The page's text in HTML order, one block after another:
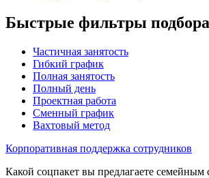
Быстрые фильтры
Частичная занятость
Гибкий график
Полная занятость
Полный день
Проектная работа
Сменный график
Вахтовый метод
Корпоративная поддержка сотрудников
Какой соцпакет вы предлагаете семейным